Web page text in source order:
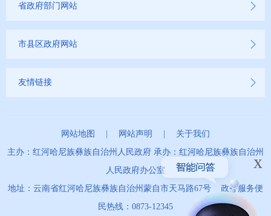
省政府部门网站
市县区政府网站
友情链接
网站地图 | 网站声明 | 关于我们
主办：红河哈尼族彝族自治州人民政府 承办：红河哈尼族彝族自治州
人民政府办公室
地址：云南省红河哈尼族彝族自治州蒙自市天马路67号 政务服务便
民热线：0873-12345
x